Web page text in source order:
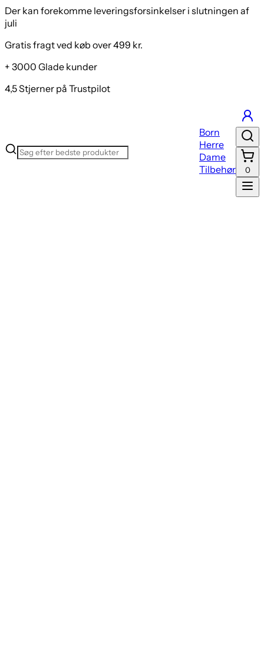
Der kan forekomme leveringsforsinkelser i slutningen af
juli
Gratis fragt ved køb over 499 kr.
+ 3000 Glade kunder
4,5 Stjerner på Trustpilot
Born
Herre
Dame
Tilbehør
0